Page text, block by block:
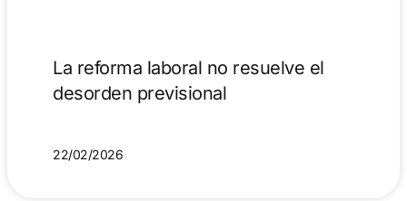
La reforma laboral no resuelve el
desorden previsional
22/02/2026